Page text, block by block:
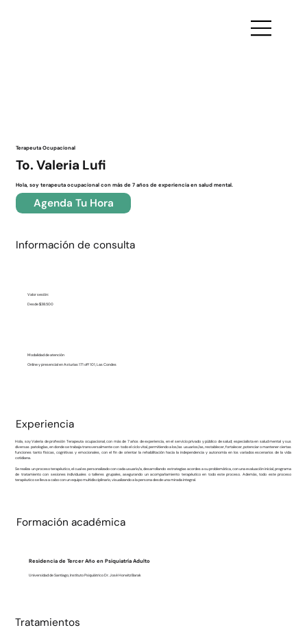
Terapeuta Ocupacional
To. Valeria Lufi
Hola, soy terapeuta ocupacional con más de 7 años de experiencia en salud mental.
Agenda Tu Hora
Información de consulta
Valor sesión:
Desde $38.500
Modalidad de atención
Online y presencial en Asturias 171 off 101, Las Condes
Experiencia
Hola, soy Valeria de profesión Terapeuta ocupacional, con más de 7 años de experiencia, en el servicio privado y público de salud; especialista en salud mental y sus
diversas patologías, en donde se trabaja transversalmente con todo el ciclo vital, permitiendo a los/as usuarios/as, restablecer, fortalecer, potenciar o mantener ciertas
funciones tanto físicas, cognitivas y emocionales, con el fin de orientar la rehabilitación hacia la independencia y autonomía en los variados escenarios de la vida
cotidiana.
Se realiza un proceso terapéutico, el cual es personalizado con cada usuario/a, desarrollando estrategias acordes a su problemática, con una evaluación inicial, programa
de tratamiento con sesiones individuales o talleres grupales, asegurando un acompañamiento terapéutico en todo este proceso. Además, todo este proceso
terapéutico se lleva a cabo con un equipo multidisciplinario, visualizando a la persona desde una mirada integral.
Formación académica
Residencia de Tercer Año en Psiquiatría Adulto
Universidad de Santiago, Instituto Psiquiátrico Dr. José Horwitz Barak
Tratamientos